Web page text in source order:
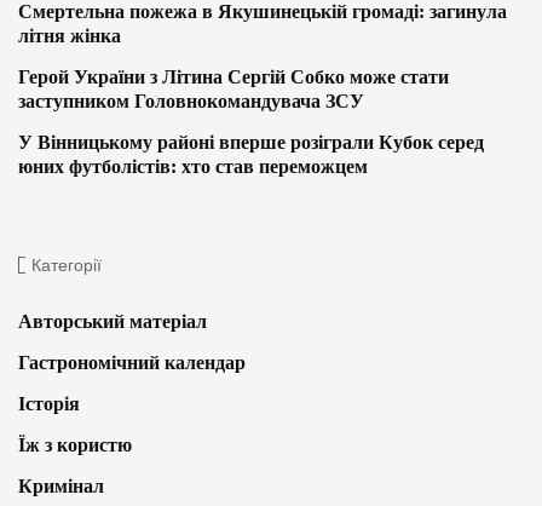
Смертельна пожежа в Якушинецькій громаді: загинула
літня жінка
Герой України з Літина Сергій Собко може стати
заступником Головнокомандувача ЗСУ
У Вінницькому районі вперше розіграли Кубок серед
юних футболістів: хто став переможцем
Категорії
Авторський матеріал
Гастрономічний календар
Історія
Їж з користю
Кримінал